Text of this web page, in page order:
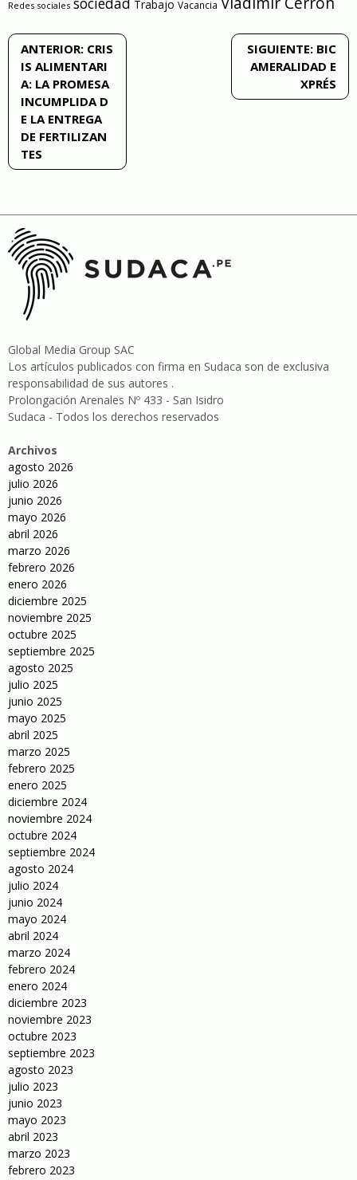
Redes sociales Trabajo Vacancia
Navegación
de
entradas
ANTERIOR: CRIS
IS ALIMENTARI
A: LA PROMESA
INCUMPLIDA D
E LA ENTREGA
DE FERTILIZAN
TES
SIGUIENTE: BIC
AMERALIDAD E
XPRÉS
Global Media Group SAC
Los artículos publicados con firma en Sudaca son de exclusiva
responsabilidad de sus autores .
Prolongación Arenales Nº 433 - San Isidro
Sudaca - Todos los derechos reservados
Archivos
agosto 2026
julio 2026
junio 2026
mayo 2026
abril 2026
marzo 2026
febrero 2026
enero 2026
diciembre 2025
noviembre 2025
octubre 2025
septiembre 2025
agosto 2025
julio 2025
junio 2025
mayo 2025
abril 2025
marzo 2025
febrero 2025
enero 2025
diciembre 2024
noviembre 2024
octubre 2024
septiembre 2024
agosto 2024
julio 2024
junio 2024
mayo 2024
abril 2024
marzo 2024
febrero 2024
enero 2024
diciembre 2023
noviembre 2023
octubre 2023
septiembre 2023
agosto 2023
julio 2023
junio 2023
mayo 2023
abril 2023
marzo 2023
febrero 2023